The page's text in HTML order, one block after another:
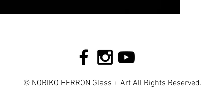
© NORIKO HERRON Glass + Art All Rights Reserved.